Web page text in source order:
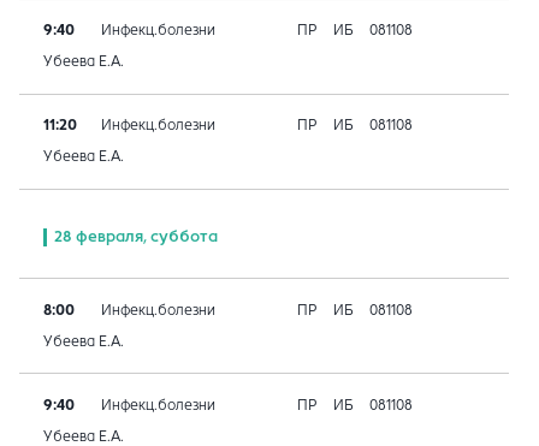
9:40 Инфекц.болезни ПР ИБ 081108
Убеева Е.А.
11:20 Инфекц.болезни ПР ИБ 081108
Убеева Е.А.
28 февраля, суббота
8:00 Инфекц.болезни ПР ИБ 081108
Убеева Е.А.
9:40 Инфекц.болезни ПР ИБ 081108
Убеева Е.А.